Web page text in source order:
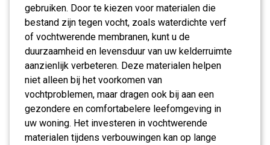
gebruiken. Door te kiezen voor materialen die
bestand zijn tegen vocht, zoals waterdichte verf
of vochtwerende membranen, kunt u de
duurzaamheid en levensduur van uw kelderruimte
aanzienlijk verbeteren. Deze materialen helpen
niet alleen bij het voorkomen van
vochtproblemen, maar dragen ook bij aan een
gezondere en comfortabelere leefomgeving in
uw woning. Het investeren in vochtwerende
materialen tijdens verbouwingen kan op lange